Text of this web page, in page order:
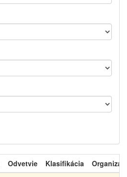
Odvetvie Klasifikácia